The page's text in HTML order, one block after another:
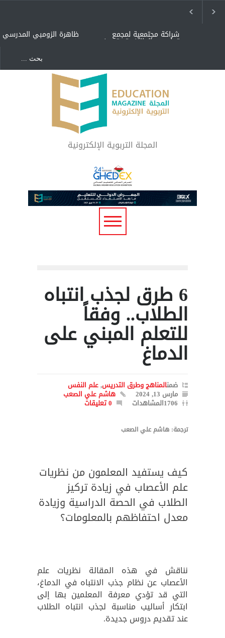
ظاهرة الزومبي المدرسي شراكة مجتمعية لمجمع
تعليمي بالطائف تستهدف
"كنت أنضرب ومافيني إلا
العافية" هل هذا مبرر
لاستمرار أسلوب التربية
المتوارث؟
لماذا تعد برامج توعية الأطفال
بخصوصية الجسد وقاية لا
فضول؟
المجلة التربوية الإلكترونية
6 طرق لجذب انتباه
الطلاب.. وفقاً
للتعلم المبني على
الدماغ
ضمنالمناهج وطرق التدريس,علم النفس
مارس 13, 2024 هاشم علي الصعب
1706المشاهدات 0 تعليقات
ترجمة: هاشم علي الصعب
كيف يستفيد المعلمون من نظريات
علم الأعصاب في زيادة تركيز
الطلاب في الحصة الدراسية وزيادة
معدل احتفاظهم بالمعلومات؟
نناقش في هذه المقالة نظريات علم
الأعصاب عن نظام جذب الانتباه في الدماغ،
التي قد تؤدي معرفة المعلمين بها إلى
ابتكار أساليب مناسبة لجذب انتباه الطلاب
عند تقديم دروس جديدة.